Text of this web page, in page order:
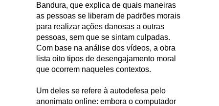
Bandura, que explica de quais maneiras
as pessoas se liberam de padrões morais
para realizar ações danosas a outras
pessoas, sem que se sintam culpadas.
Com base na análise dos vídeos, a obra
lista oito tipos de desengajamento moral
que ocorrem naqueles contextos.
Um deles se refere à autodefesa pelo
anonimato online: embora o computador